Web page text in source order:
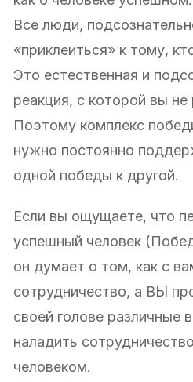
Все люди,
«приклеиться» к тому,
Это естественная и
реакция, с которой вы не
Поэтому комплекс
нужно постоянно
одной победы к другой.
Если вы ощущаете, что
успешный человек
он думает о том, как с
сотрудничество, а ВЫ
своей голове различные
наладить
человеком.